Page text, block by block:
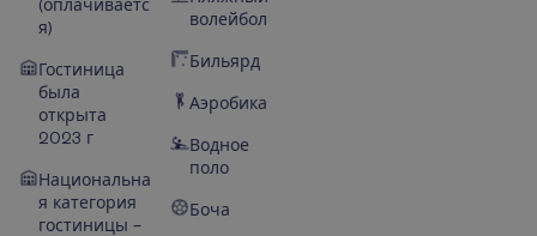
(оплачиваетс
я)
Гостиница
была
открыта
2023 г
Национальна
я категория
гостиницы –
волейбол
Бильярд
Аэробика
Водное
поло
Боча